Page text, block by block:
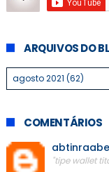
ARQUIVOS DO
COMENTÁRIOS
abtinraabe
"tipe wallet